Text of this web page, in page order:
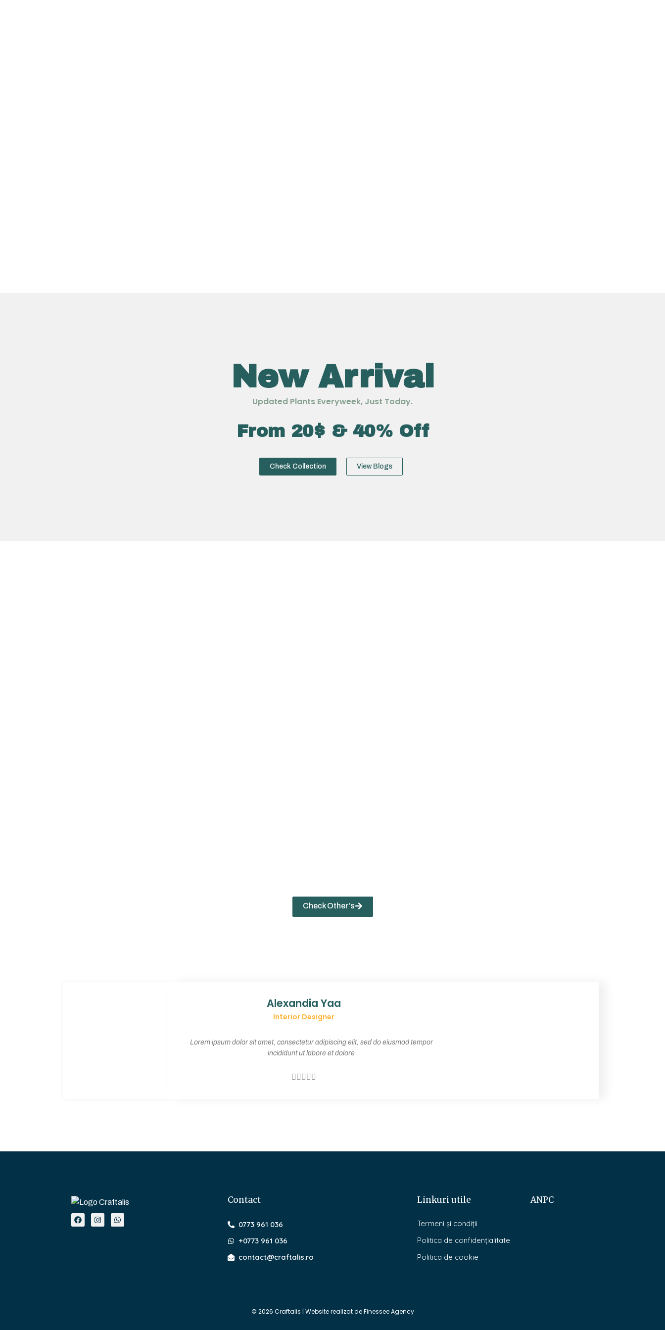
New Arrival
Updated Plants Everyweek, Just Today.
From 20$ & 40% Off
Check Collection View Blogs
Check Other's
Alexandia Yaa
Interior Designer
Lorem ipsum dolor sit amet, consectetur adipiscing elit, sed do eiusmod tempor
incididunt ut labore et dolore

Contact
0773 961 036
+0773 961 036
contact@craftalis.ro
Linkuri utile
Termeni și condiții
Politica de confidențialitate
Politica de cookie
ANPC
© 2026 Craftalis | Website realizat de Finessee Agency